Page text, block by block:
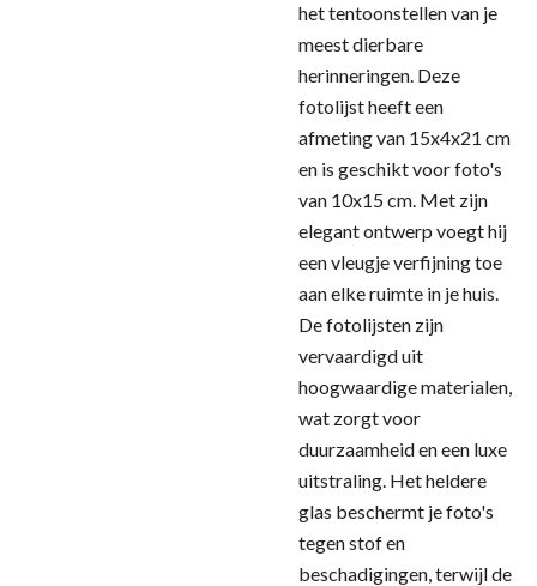
het tentoonstellen van je
meest dierbare
herinneringen. Deze
fotolijst heeft een
afmeting van 15x4x21 cm
en is geschikt voor foto's
van 10x15 cm. Met zijn
elegant ontwerp voegt hij
een vleugje verfijning toe
aan elke ruimte in je huis.
De fotolijsten zijn
vervaardigd uit
hoogwaardige materialen,
wat zorgt voor
duurzaamheid en een luxe
uitstraling. Het heldere
glas beschermt je foto's
tegen stof en
beschadigingen, terwijl de